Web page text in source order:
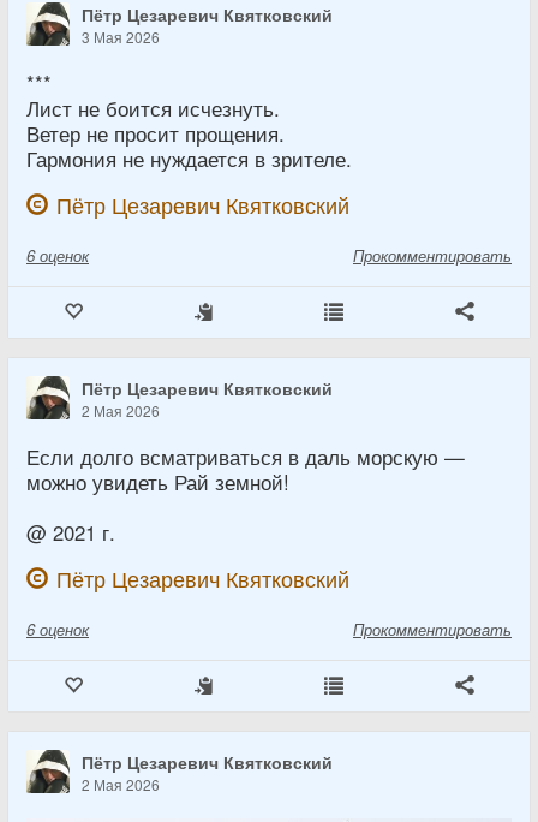
Пётр Цезаревич Квятковский
3 Мая 2026
***
Лист не боится исчезнуть.
Ветер не просит прощения.
Гармония не нуждается в зрителе.
Пётр Цезаревич Квятковский
6 оценок Прокомментировать
Пётр Цезаревич Квятковский
2 Мая 2026
Если долго всматриваться в даль морскую —
можно увидеть Рай земной!
@ 2021 г.
Пётр Цезаревич Квятковский
6 оценок Прокомментировать
Пётр Цезаревич Квятковский
2 Мая 2026